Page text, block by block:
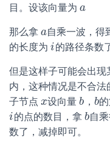
目。设该向量为 a
a
那么拿 a
a自乘一波，得
的长度为 i
i 的路径条数
但是这样子可能会出现
内，这种情况是不合
子节点 x
x设向量b
b ， b
b
i
i 的点的数目，拿 b
b自
数了，减掉即可。